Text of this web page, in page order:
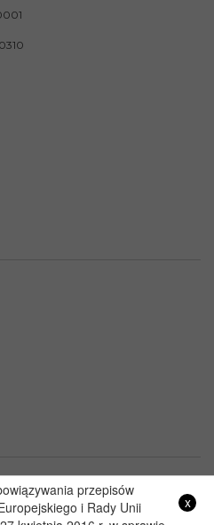
w Lublinie
x
przepisów
i Rady Unii